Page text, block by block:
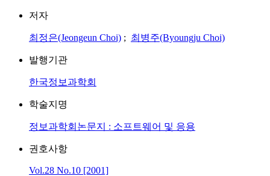
저자
최정은(Jeongeun Choi) ; 최병주(Byoungju Choi)
발행기관
한국정보과학회
학술지명
정보과학회논문지 : 소프트웨어 및 응용
권호사항
Vol.28 No.10 [2001]